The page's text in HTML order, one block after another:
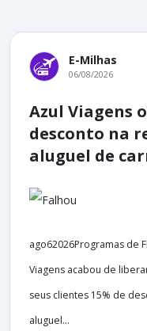
E-Milhas
06/08/2026
Azul Viagens
desconto na
aluguel de
ago62026Programas de
Viagens acabou de
seus clientes 15% de
aluguel...